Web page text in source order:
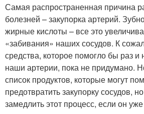
Самая распространенная причина
болезней – закупорка артерий.
жирные кислоты – все это
«забивания» наших сосудов. К
средства, которое помогло бы раз и
наши артерии, пока не придумано.
список продуктов, которые могут
предотвратить закупорку сосудов,
замедлить этот процесс, если он